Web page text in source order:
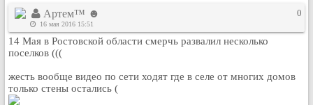
Артем™ ☻
16 мая 2016 15:51
0
14 Мая в Ростовской области смерчь развалил несколько
поселков (((
жесть вообще видео по сети ходят где в селе от многих домов
только стены остались (